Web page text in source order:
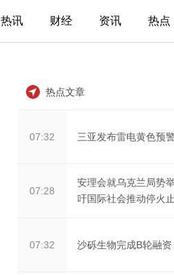
热讯 财经 资讯 热点
热点文章
07:32 三亚发布雷电黄色预
07:28
安理会就乌克兰局势
吁国际社会推动停火
07:32 沙砾生物完成B轮融资